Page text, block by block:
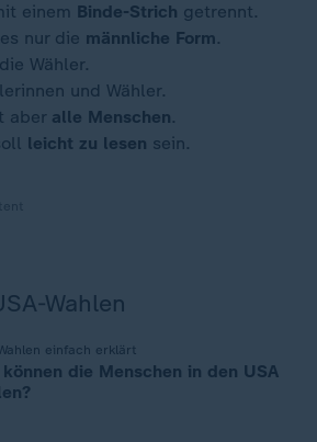
einem Binde-Strich getrennt.
nur die männliche Form.
Wähler.
und Wähler.
aber alle Menschen.
leicht zu lesen sein.
Wahlen
einfach erklärt
können die Menschen in den USA